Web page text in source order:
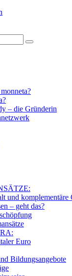
– die Gründerin
und komplementäre
– geht das?
Euro
Bildungsangebote